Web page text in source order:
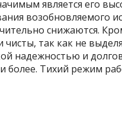
является его
возобновляемого
снижаются.
чисты, так как не
надежностью и
более. Тихий режим